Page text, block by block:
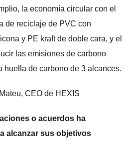
la economía circular con el
de reciclaje de PVC con
y PE kraft de doble cara, y el
las emisiones de carbono
huella de carbono de 3 alcances.
o acuerdos ha
alcanzar sus objetivos